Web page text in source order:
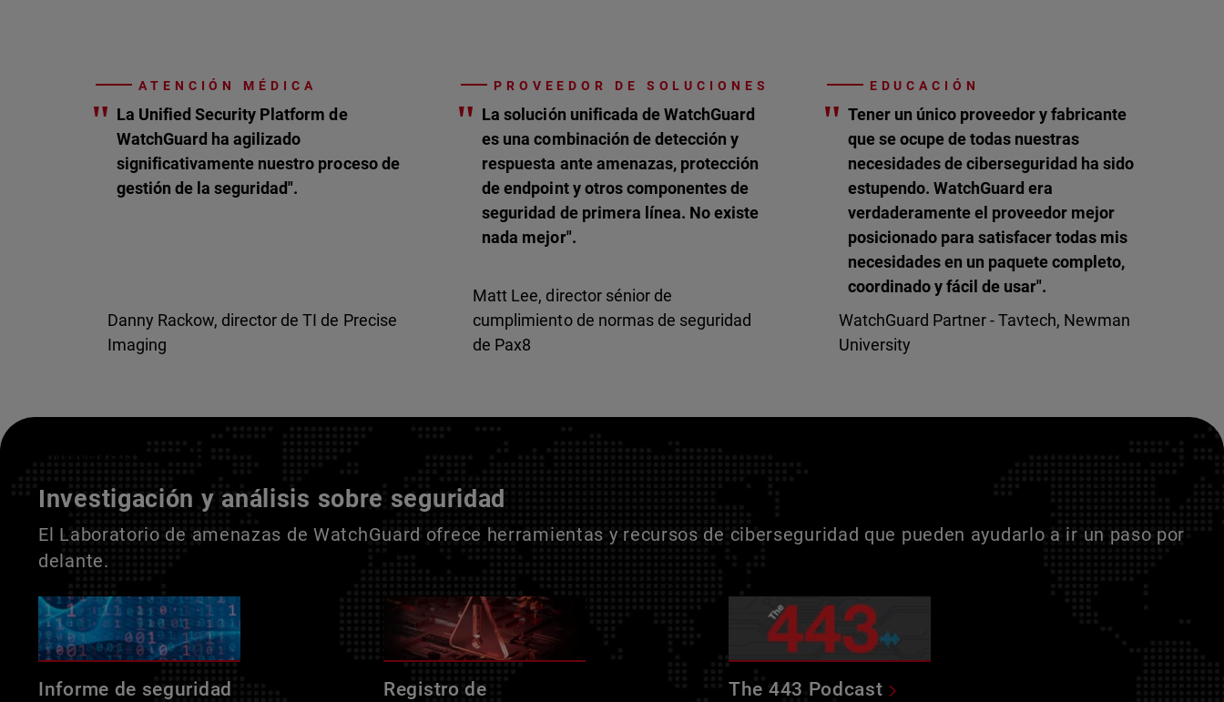
ATENCIÓN MÉDICA
" La Unified Security Platform de
WatchGuard ha agilizado
significativamente nuestro proceso de
gestión de la seguridad".
Danny Rackow, director de TI de Precise
Imaging
PROVEEDOR DE SOLUCIONES
" La solución unificada de WatchGuard
es una combinación de detección y
respuesta ante amenazas, protección
de endpoint y otros componentes de
seguridad de primera línea. No existe
nada mejor".
Matt Lee, director sénior de
cumplimiento de normas de seguridad
de Pax8
EDUCACIÓN
" Tener un único proveedor y fabricante
que se ocupe de todas nuestras
necesidades de ciberseguridad ha sido
estupendo. WatchGuard era
verdaderamente el proveedor mejor
posicionado para satisfacer todas mis
necesidades en un paquete completo,
coordinado y fácil de usar".
WatchGuard Partner - Tavtech, Newman
University
Investigación y análisis sobre seguridad
El Laboratorio de amenazas de WatchGuard ofrece herramientas y recursos de ciberseguridad que pueden ayudarlo a ir un paso por
delante.
Informe de seguridad
Registro de
The 443 Podcast